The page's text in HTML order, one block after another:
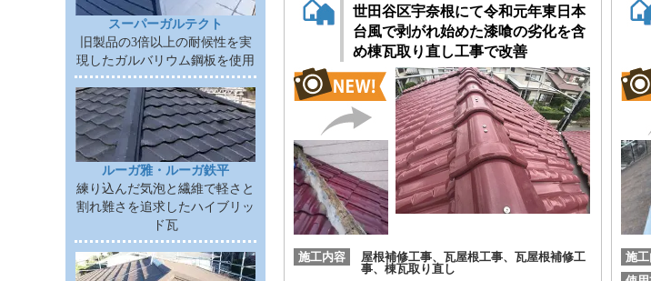
スーパーガルテクト
旧製品の3倍以上の耐候性を実
現したガルバリウム鋼板を使用
ルーガ雅・ルーガ鉄平
練り込んだ気泡と繊維で軽さと
割れ難さを追求したハイブリッ
ド瓦
世田谷区宇奈根にて令和元年東日本
台風で剥がれ始めた漆喰の劣化を含
め棟瓦取り直し工事で改善
施工内容
屋根補修工事、瓦屋根工事、瓦屋根補修工
事、棟瓦取り直し
施